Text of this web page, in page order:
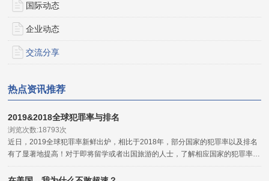
国际动态
企业动态
交流分享
热点资讯推荐
2019&2018全球犯罪率与排名
浏览次数:18793次
近日，2019全球犯罪率新鲜出炉，相比于2018年，部分国家的犯罪率以及排名
有了显著地提高！对于即将留学或者出国旅游的人士，了解相应国家的犯罪率，
对于海外安全的把握是非常有用的，可以起到一定的程度的参考与防范作用。